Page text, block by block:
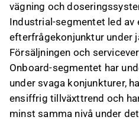
vägning och
Industrial-segmentet led av
efterfrågekonjunktur under
Försäljningen och
Onboard-segmentet har
under svaga konjunkturer,
ensiffrig tillväxttrend och
minst samma nivå under